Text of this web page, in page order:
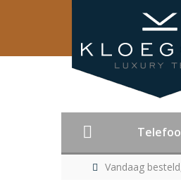
Vandaag